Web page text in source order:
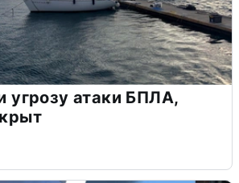
угрозу атаки БПЛА,